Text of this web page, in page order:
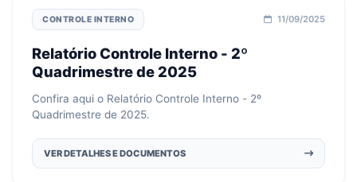
CONTROLE INTERNO 11/09/2025
Relatório Controle Interno - 2º
Quadrimestre de 2025
Confira aqui o Relatório Controle Interno - 2º
Quadrimestre de 2025.
VER DETALHES E DOCUMENTOS